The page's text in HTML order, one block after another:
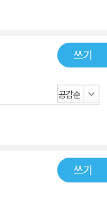
쓰기
쓰기